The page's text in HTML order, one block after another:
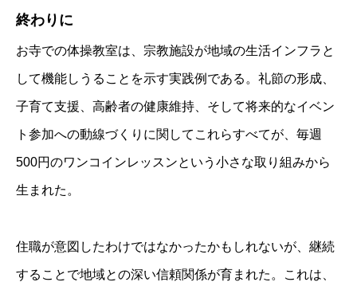
終わりに
お寺での体操教室は、宗教施設が地域の生活インフラと
して機能しうることを示す実践例である。礼節の形成、
子育て支援、高齢者の健康維持、そして将来的なイベン
ト参加への動線づくりに関してこれらすべてが、毎週
500円のワンコインレッスンという小さな取り組みから
生まれた。
住職が意図したわけではなかったかもしれないが、継続
することで地域との深い信頼関係が育まれた。これは、